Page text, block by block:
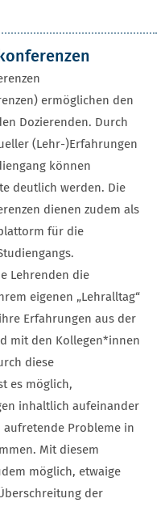
ermöglichen den
Dozierenden. Durch
(Lehr-)Erfahrungen
können
deutlich werden. Die
dienen zudem als
für die
Lehrenden die
eigenen „Lehralltag“
Erfahrungen aus der
mit den Kollegen*innen
diese
es möglich,
inhaltlich aufeinander
Probleme in
Mit diesem
möglich, etwaige
der